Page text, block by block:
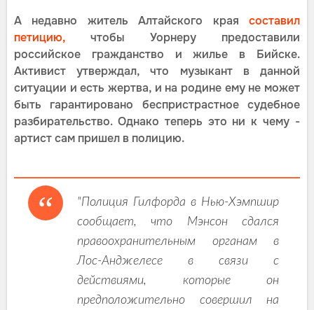
А недавно житель Алтайского края составил
петицию, чтобы Уорнеру предоставили
российское гражданство и жилье в Бийске.
Активист утверждал, что музыкант в данной
ситуации и есть жертва, и на родине ему не может
быть гарантировано беспристрастное судебное
разбирательство. Однако теперь это ни к чему -
артист сам пришел в полицию.
"Полиция Гилфорда в Нью-Хэмпшир
сообщает, что Мэнсон сдался
правоохранительным органам в
Лос-Анджелесе в связи с
действиями, которые он
предположительно совершил на